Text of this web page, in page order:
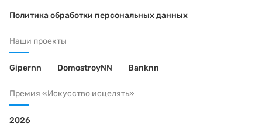
Политика обработки персональных данных
Наши проекты
Gipernn DomostroyNN Banknn
Премия «Искусство исцелять»
2026